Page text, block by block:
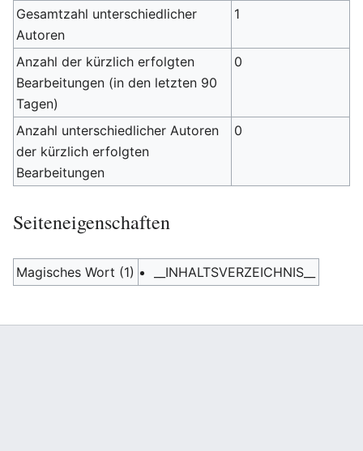
Gesamtzahl unterschiedlicher
Autoren
1
Anzahl der kürzlich erfolgten
Bearbeitungen (in den letzten 90
Tagen)
0
Anzahl unterschiedlicher Autoren
der kürzlich erfolgten
Bearbeitungen
0
Seiteneigenschaften
Magisches Wort (1) __INHALTSVERZEICHNIS__